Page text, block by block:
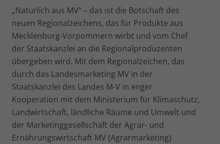
„Natürlich aus MV“ – das ist die Botschaft des
neuen Regionalzeichens, das für Produkte aus
Mecklenburg-Vorpommern wirbt und vom Chef
der Staatskanzlei an die Regionalproduzenten
übergeben wird. Mit dem Regionalzeichen, das
durch das Landesmarketing MV in der
Staatskanzlei des Landes M-V in enger
Kooperation mit dem Ministerium für Klimaschutz,
Landwirtschaft, ländliche Räume und Umwelt und
der Marketinggesellschaft der Agrar- und
Ernährungswirtschaft MV (Agrarmarketing)